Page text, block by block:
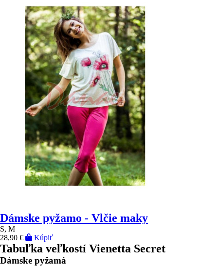
Dámske pyžamo - Vlčie maky
S, M
28,90 €
Kúpiť
Tabuľka veľkostí Vienetta Secret
Dámske pyžamá